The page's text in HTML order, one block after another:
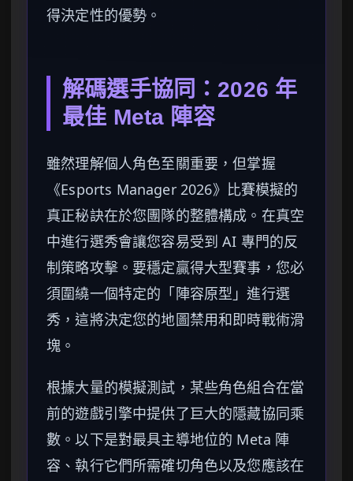
得決定性的優勢。
解碼選手協同：2026 年
最佳 Meta 陣容
雖然理解個人角色至關重要，但掌握
《Esports Manager 2026》比賽模擬的
真正秘訣在於您團隊的整體構成。在真空
中進行選秀會讓您容易受到 AI 專門的反
制策略攻擊。要穩定贏得大型賽事，您必
須圍繞一個特定的「陣容原型」進行選
秀，這將決定您的地圖禁用和即時戰術滑
塊。
根據大量的模擬測試，某些角色組合在當
前的遊戲引擎中提供了巨大的隱藏協同乘
數。以下是對最具主導地位的 Meta 陣
容、執行它們所需確切角色以及您應該在